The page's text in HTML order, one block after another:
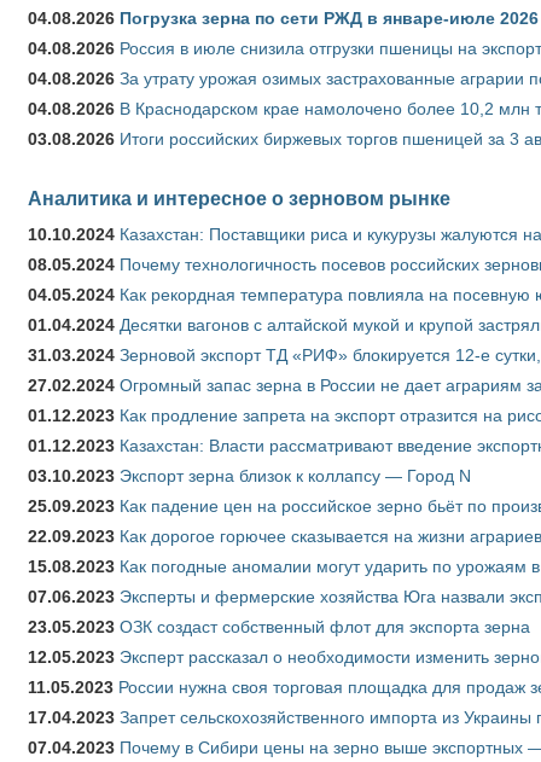
04.08.2026 Погрузка зерна по сети РЖД в январе-июле
04.08.2026 Россия в июле снизила отгрузки пшеницы на
04.08.2026 За утрату урожая озимых застрахованные аграрии
04.08.2026 В Краснодарском крае намолочено более 10,2 млн
03.08.2026 Итоги российских биржевых торгов пшеницей за 3
Аналитика и интересное о зерновом рынке
10.10.2024 Казахстан: Поставщики риса и кукурузы жалуются
08.05.2024 Почему технологичность посевов российских
04.05.2024 Как рекордная температура повлияла на
01.04.2024 Десятки вагонов с алтайской мукой и крупой
31.03.2024 Зерновой экспорт ТД «РИФ» блокируется 12-е
27.02.2024 Огромный запас зерна в России не дает аграриям
01.12.2023 Как продление запрета на экспорт отразится на
01.12.2023 Казахстан: Власти рассматривают введение
03.10.2023 Экспорт зерна близок к коллапсу — Город N
25.09.2023 Как падение цен на российское зерно бьёт по
22.09.2023 Как дорогое горючее сказывается на жизни аграриев
15.08.2023 Как погодные аномалии могут ударить по урожаям
07.06.2023 Эксперты и фермерские хозяйства Юга назвали
23.05.2023 ОЗК создаст собственный флот для экспорта зерна
12.05.2023 Эксперт рассказал о необходимости изменить
11.05.2023 России нужна своя торговая площадка для продаж
17.04.2023 Запрет сельскохозяйственного импорта из
07.04.2023 Почему в Сибири цены на зерно выше экспортных